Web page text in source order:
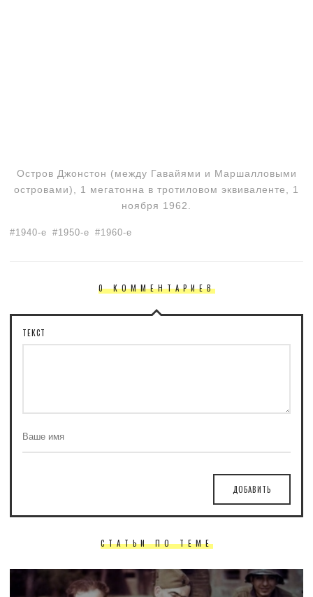
Остров Джонстон (между Гавайями и Маршалловыми
островами), 1 мегатонна в тротиловом эквиваленте, 1
ноября 1962.
1940-е 1950-е 1960-е
0 КОММЕНТАРИЕВ
ТЕКСТ
ДОБАВИТЬ
СТАТЬИ ПО ТЕМЕ